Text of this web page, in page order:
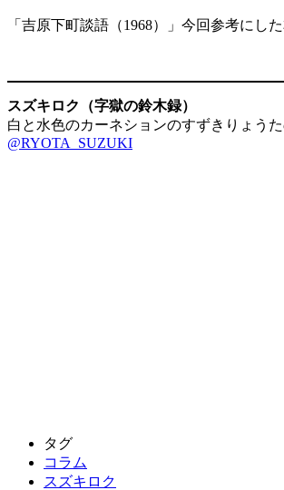
「吉原下町談語（1968）」今回参考にし
スズキロク（字獄の鈴木録）
白と水色のカーネションのすずきりょう
@RYOTA_SUZUKI
タグ
コラム
スズキロク